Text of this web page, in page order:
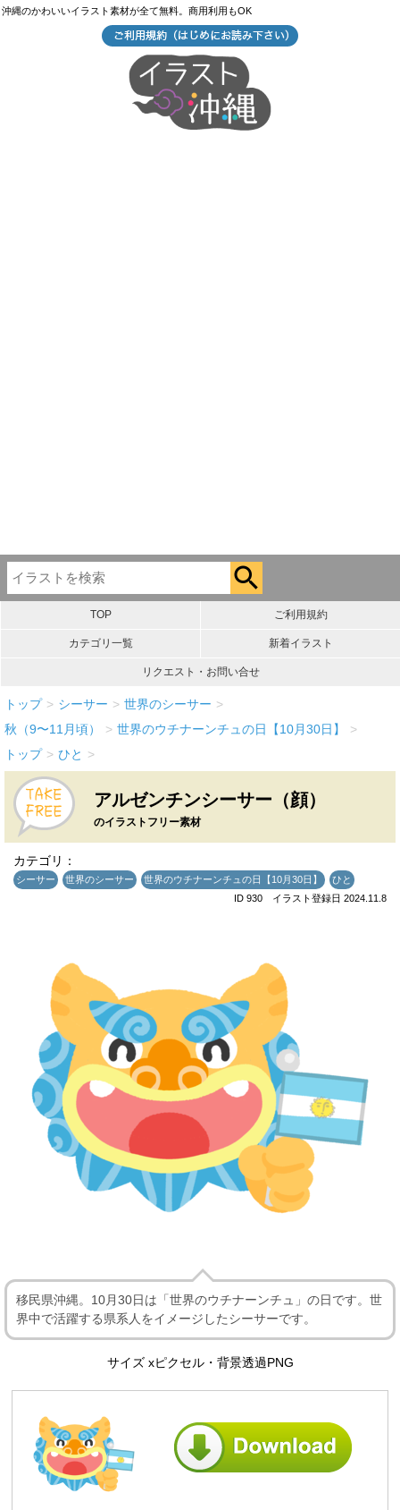
沖縄のかわいいイラスト素材が全て無料。商用利用もOK
TOP ご利用規約
カテゴリ一覧 新着イラスト
リクエスト・お問い合せ
トップ > シーサー > 世界のシーサー >
秋（9〜11月頃）
> 世界のウチナーンチュの日【10月30日】
>
トップ > ひと >
アルゼンチンシーサー（顔）
のイラストフリー素材
カテゴリ：
シーサー 世界のシーサー 世界のウチナーンチュの日【10月30日】
ひと
ID 930 イラスト登録日 2024.11.8
移民県沖縄。10月30日は「世界のウチナーンチュ」の日です。世
界中で活躍する県系人をイメージしたシーサーです。
サイズ xピクセル・背景透過PNG